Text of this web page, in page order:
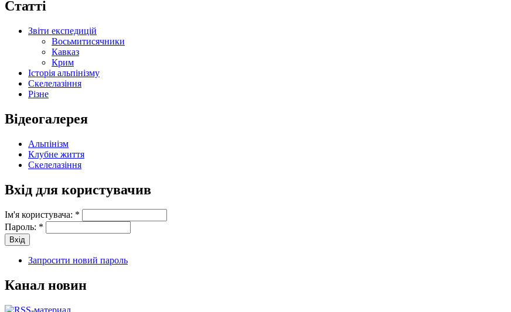
Статті
Звіти експедицій
Восьмитисячники
Кавказ
Крим
Історія альпінізму
Скелелазіння
Різне
Відеогалерея
Альпінізм
Клубне життя
Скелелазіння
Вхід для користувачив
Ім'я користувача: *
Пароль: *
Запросити новий пароль
Канал новин